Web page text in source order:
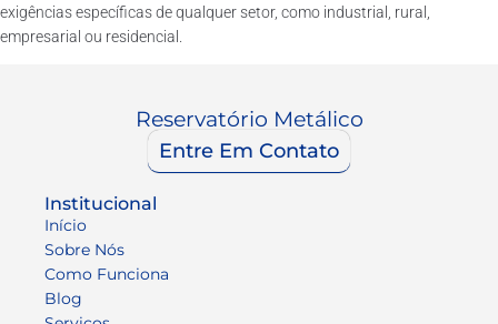
exigências específicas de qualquer setor, como industrial, rural,
empresarial ou residencial.
Reservatório Metálico
Entre Em Contato
Institucional
Início
Sobre Nós
Como Funciona
Blog